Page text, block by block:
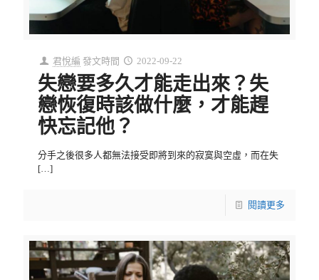
君悅編 發文時間 2022-09-22
失戀要多久才能走出來？失
戀恢復時該做什麼，才能趕
快忘記他？
分手之後很多人都無法接受即將到來的寂寞與空虛，而在失
[…]
閱讀更多